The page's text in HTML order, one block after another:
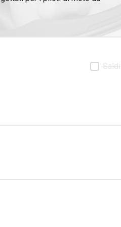
e tenere in modo
Saldi